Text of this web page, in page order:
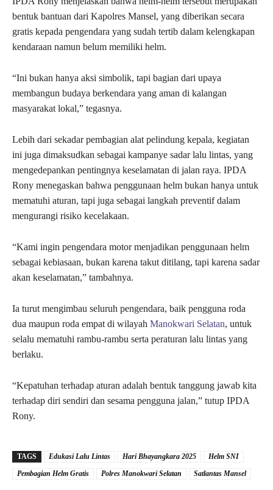
bentuk bantuan dari Kapolres Mansel, yang diberikan secara
gratis kepada pengendara yang sudah tertib dalam kelengkapan
kendaraan namun belum memiliki helm.
“Ini bukan hanya aksi simbolik, tapi bagian dari upaya
membangun budaya berkendara yang aman di kalangan
masyarakat lokal,” tegasnya.
Lebih dari sekadar pembagian alat pelindung kepala, kegiatan
ini juga dimaksudkan sebagai kampanye sadar lalu lintas, yang
mengedepankan pentingnya keselamatan di jalan raya. IPDA
Rony menegaskan bahwa penggunaan helm bukan hanya untuk
mematuhi aturan, tapi juga sebagai langkah preventif dalam
mengurangi risiko kecelakaan.
“Kami ingin pengendara motor menjadikan penggunaan helm
sebagai kebiasaan, bukan karena takut ditilang, tapi karena sadar
akan keselamatan,” tambahnya.
Ia turut mengimbau seluruh pengendara, baik pengguna roda
dua maupun roda empat di wilayah Manokwari Selatan, untuk
selalu mematuhi rambu-rambu serta peraturan lalu lintas yang
berlaku.
“Kepatuhan terhadap aturan adalah bentuk tanggung jawab kita
terhadap diri sendiri dan sesama pengguna jalan,” tutup IPDA
Rony.
TAGS Edukasi Lalu Lintas Hari Bhayangkara 2025
Helm SNI
Pembagian Helm Gratis
Polres Manokwari Selatan Satlantas Mansel